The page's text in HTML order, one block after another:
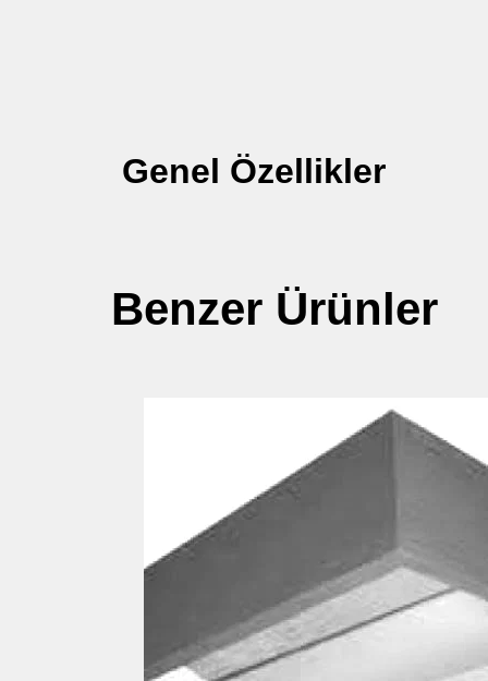
Genel Özellikler
Benzer Ürünler